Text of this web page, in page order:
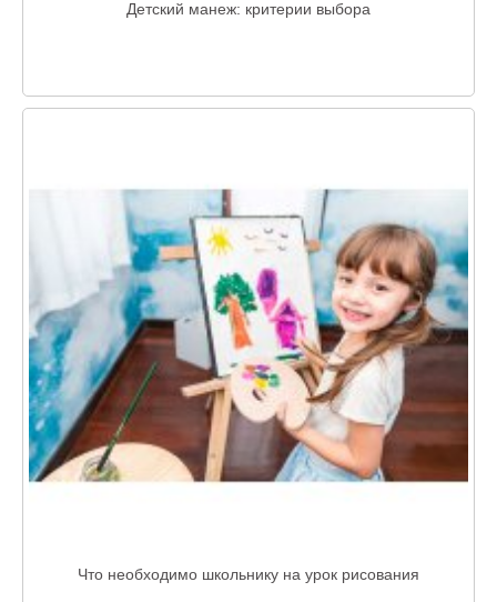
Детский манеж: критерии выбора
Что необходимо школьнику на урок рисования